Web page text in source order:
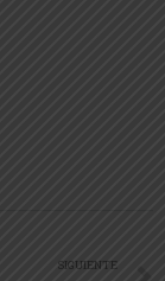
SIGUIENTE